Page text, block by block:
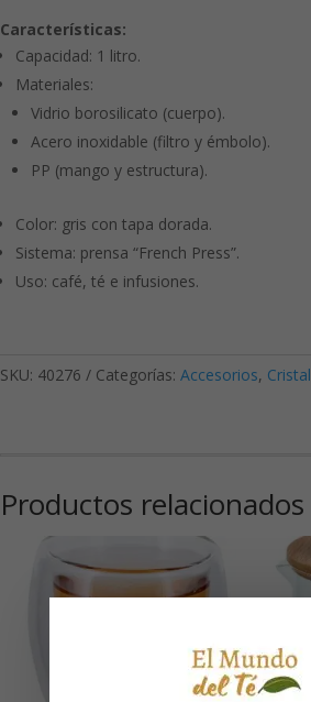
Características:
Capacidad: 1 litro.
Materiales:
Vidrio borosilicato (cuerpo).
Acero inoxidable (filtro y émbolo).
PP (mango y estructura).
Color: gris con tapa dorada.
Sistema: prensa “French Press”.
Uso: café, té e infusiones.
SKU: 40276 Categorías: Accesorios, Cristal
Productos relacionados